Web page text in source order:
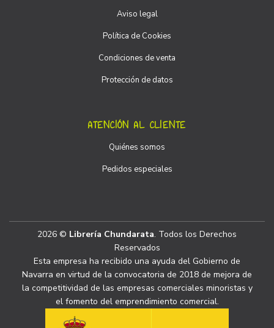
Aviso legal
Política de Cookies
Condiciones de venta
Protección de datos
ATENCIÓN AL CLIENTE
Quiénes somos
Pedidos especiales
2026 © Librería Chundarata. Todos los Derechos
Reservados
Esta empresa ha recibido una ayuda del Gobierno de
Navarra en virtud de la convocatoria de 2018 de mejora de
la competitividad de las empresas comerciales minoristas y
el fomento del emprendimiento comercial.